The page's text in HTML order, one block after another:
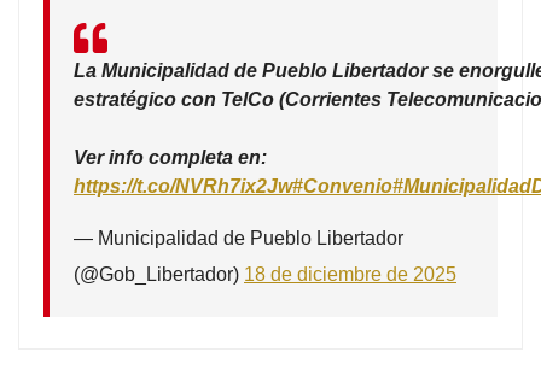
La Municipalidad de Pueblo Libertador se
estratégico con TelCo (Corrientes
Ver info completa en:
https://t.co/NVRh7ix2Jw#Convenio
— Municipalidad de Pueblo Libertador
(@Gob_Libertador) 18 de diciembre de 2025